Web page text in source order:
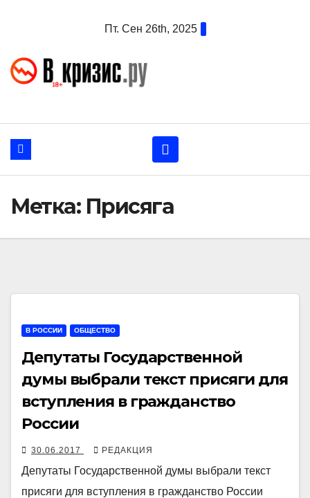
Пт. Сен 26th, 2025
Метка: Присяга
В РОССИИ ОБЩЕСТВО
Депутаты Государственной
думы выбрали текст присяги для
вступления в гражданство
России
30.06.2017 РЕДАКЦИЯ
Депутаты Государственной думы выбрали текст
присяги для вступления в гражданство России